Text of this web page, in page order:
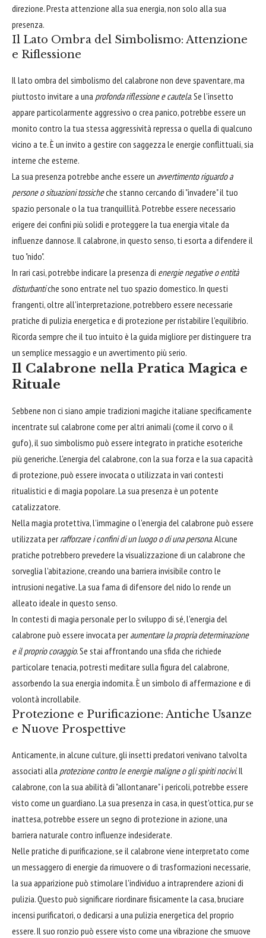
direzione. Presta attenzione alla sua energia, non solo alla sua
presenza.
Il Lato Ombra del Simbolismo: Attenzione
e Riflessione
Il lato ombra del simbolismo del calabrone non deve spaventare, ma
piuttosto invitare a una profonda riflessione e cautela. Se l'insetto
appare particolarmente aggressivo o crea panico, potrebbe essere un
monito contro la tua stessa aggressività repressa o quella di qualcuno
vicino a te. È un invito a gestire con saggezza le energie conflittuali, sia
interne che esterne.
La sua presenza potrebbe anche essere un avvertimento riguardo a
persone o situazioni tossicheche stanno cercando di "invadere" il tuo
spazio personale o la tua tranquillità. Potrebbe essere necessario
erigere dei confini più solidi e proteggere la tua energia vitale da
influenze dannose. Il calabrone, in questo senso, ti esorta a difendere il
tuo "nido".
In rari casi, potrebbe indicare la presenza di energie negative o entità
disturbantiche sono entrate nel tuo spazio domestico. In questi
frangenti, oltre all'interpretazione, potrebbero essere necessarie
pratiche di pulizia energetica e di protezione per ristabilire l'equilibrio.
Ricorda sempre che il tuo intuito è la guida migliore per distinguere tra
un semplice messaggio e un avvertimento più serio.
Il Calabrone nella Pratica Magica e
Rituale
Sebbene non ci siano ampie tradizioni magiche italiane specificamente
incentrate sul calabrone come per altri animali (come il corvo o il
gufo), il suo simbolismo può essere integrato in pratiche esoteriche
più generiche. L'energia del calabrone, con la sua forza e la sua capacità
di protezione, può essere invocata o utilizzata in vari contesti
ritualistici e di magia popolare. La sua presenza è un potente
catalizzatore.
Nella magia protettiva, l'immagine o l'energia del calabrone può essere
utilizzata perrafforzare i confini di un luogo o di una persona. Alcune
pratiche potrebbero prevedere la visualizzazione di un calabrone che
sorveglia l'abitazione, creando una barriera invisibile contro le
intrusioni negative. La sua fama di difensore del nido lo rende un
alleato ideale in questo senso.
In contesti di magia personale per lo sviluppo di sé, l'energia del
calabrone può essere invocata peraumentare la propria determinazione
e il proprio coraggio. Se stai affrontando una sfida che richiede
particolare tenacia, potresti meditare sulla figura del calabrone,
assorbendo la sua energia indomita. È un simbolo di affermazione e di
volontà incrollabile.
Protezione e Purificazione: Antiche Usanze
e Nuove Prospettive
Anticamente, in alcune culture, gli insetti predatori venivano talvolta
associati alla protezione contro le energie maligne o gli spiriti nocivi. Il
calabrone, con la sua abilità di "allontanare" i pericoli, potrebbe essere
visto come un guardiano. La sua presenza in casa, in quest'ottica, pur se
inattesa, potrebbe essere un segno di protezione in azione, una
barriera naturale contro influenze indesiderate.
Nelle pratiche di purificazione, se il calabrone viene interpretato come
un messaggero di energie da rimuovere o di trasformazioni necessarie,
la sua apparizione può stimolare l'individuo a intraprendere azioni di
pulizia. Questo può significare riordinare fisicamente la casa, bruciare
incensi purificatori, o dedicarsi a una pulizia energetica del proprio
essere. Il suo ronzio può essere visto come una vibrazione che smuove